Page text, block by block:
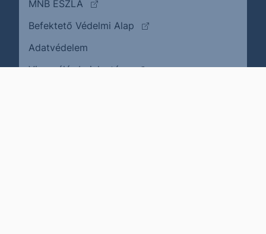
MNB ÉSZLA
(külső oldalra ugrik)
Befektető Védelmi Alap
(külső oldalra ugrik)
Adatvédelem
Visszaélés bejelentése(külső oldalra ugrik)